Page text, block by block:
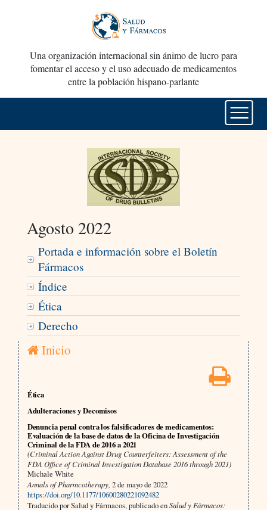
Una organización internacional sin ánimo de lucro para
fomentar el acceso y el uso adecuado de medicamentos
entre la población hispano-parlante
Agosto 2022
Portada e información sobre el Boletín
Fármacos
Índice
Ética
Derecho
Inicio
Ética
Adulteraciones y Decomisos
Denuncia penal contra los falsificadores de medicamentos:
Evaluación de la base de datos de la Oficina de Investigación
Criminal de la FDA de 2016 a 2021
(Criminal Action Against Drug Counterfeiters: Assessment of the
FDA Office of Criminal Investigation Database 2016 through 2021)
Michale White
Annals of Pharmcotherapy, 2 de mayo de 2022
https://doi.org/10.1177/10600280221092482
Traducido por Salud y Fármacos, publicado enSalud y Fármacos: